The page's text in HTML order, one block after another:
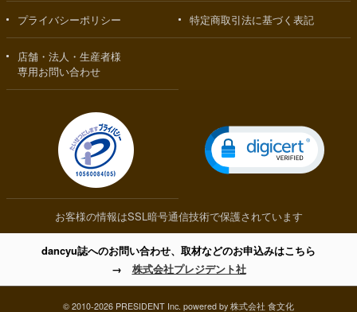
プライバシーポリシー 特定商取引法に基づく表記
店舗・法人・生産者様
専用お問い合わせ
お客様の情報はSSL暗号通信技術で保護されています
dancyu誌へのお問い合わせ、取材などのお申込みはこちら
→ 株式会社プレジデント社
© 2010-2026 PRESIDENT Inc. powered by 株式会社 食文化